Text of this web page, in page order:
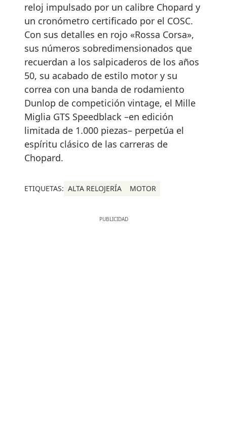
reloj impulsado por un calibre Chopard y
un cronómetro certificado por el COSC.
Con sus detalles en rojo «Rossa Corsa»,
sus números sobredimensionados que
recuerdan a los salpicaderos de los años
50, su acabado de estilo motor y su
correa con una banda de rodamiento
Dunlop de competición vintage, el Mille
Miglia GTS Speedblack –en edición
limitada de 1.000 piezas– perpetúa el
espíritu clásico de las carreras de
Chopard.
ETIQUETAS: ALTA RELOJERÍA MOTOR